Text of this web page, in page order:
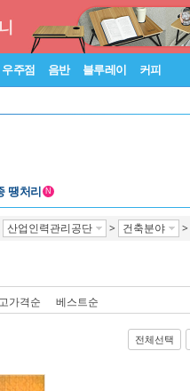
우주점 음반 블루레이 커피
땡처리 N
산업인력관리공단 > 건축분야 >
고가격순 베스트순
전체선택